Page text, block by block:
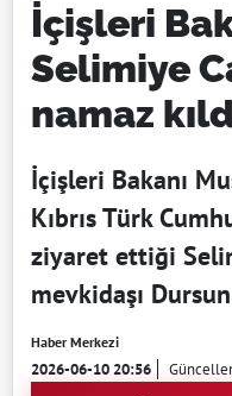
İçişleri
Selimiye
namaz
İçişleri Bakanı
Kıbrıs Türk
ziyaret ettiği
mevkidaşı
Haber Merkezi
2026-06-10 20:56